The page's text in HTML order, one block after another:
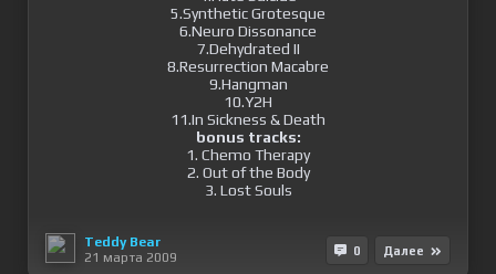
5.Synthetic Grotesque
6.Neuro Dissonance
7.Dehydrated II
8.Resurrection Macabre
9.Hangman
10.Y2H
11.In Sickness & Death
bonus tracks:
1. Chemo Therapy
2. Out of the Body
3. Lost Souls
Teddy Bear
21 марта 2009
0 Далее